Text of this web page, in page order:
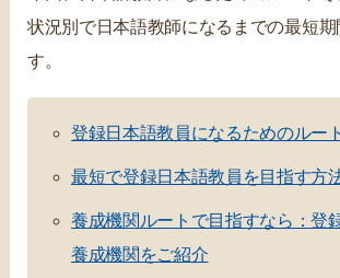
状況別で日本語教師になるまでの最短期
す。
登録日本語教員になるためのルー
最短で登録日本語教員を目指す方
養成機関ルートで目指すなら：登
養成機関をご紹介